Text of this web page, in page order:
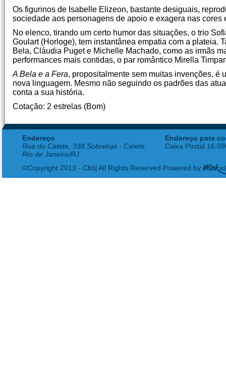
Os figurinos de Isabelle Elizeon, bastante desiguais,
sociedade aos personagens de apoio e exagera nas
No elenco, tirando um certo humor das situações, o trio
Goulart (Horloge), tem instantânea empatia com a plateia.
Bela, Cláudia Puget e Michelle Machado, como as irmãs
performances mais contidas, o par romântico Mirella
A Bela e a Fera, propositalmente sem muitas invenções, é
nova linguagem. Mesmo não seguindo os padrões das
conta a sua história.
Cotação: 2 estrelas (Bom)
Endereço
Rua do Catete, 338 Sobreloja - Catete
Rio de Janeiro/RJ
Endereço para
Caixa Postal
©Copyright 2013 - Cbtij All Rights Reserved Powered by: